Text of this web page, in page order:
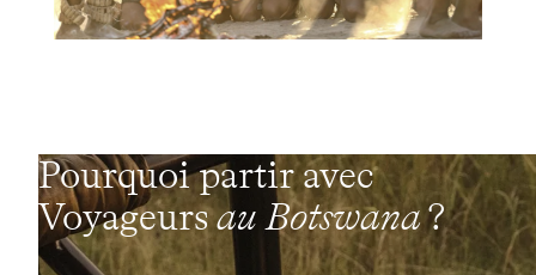
Pourquoi partir avec
Voyageursau Botswana?